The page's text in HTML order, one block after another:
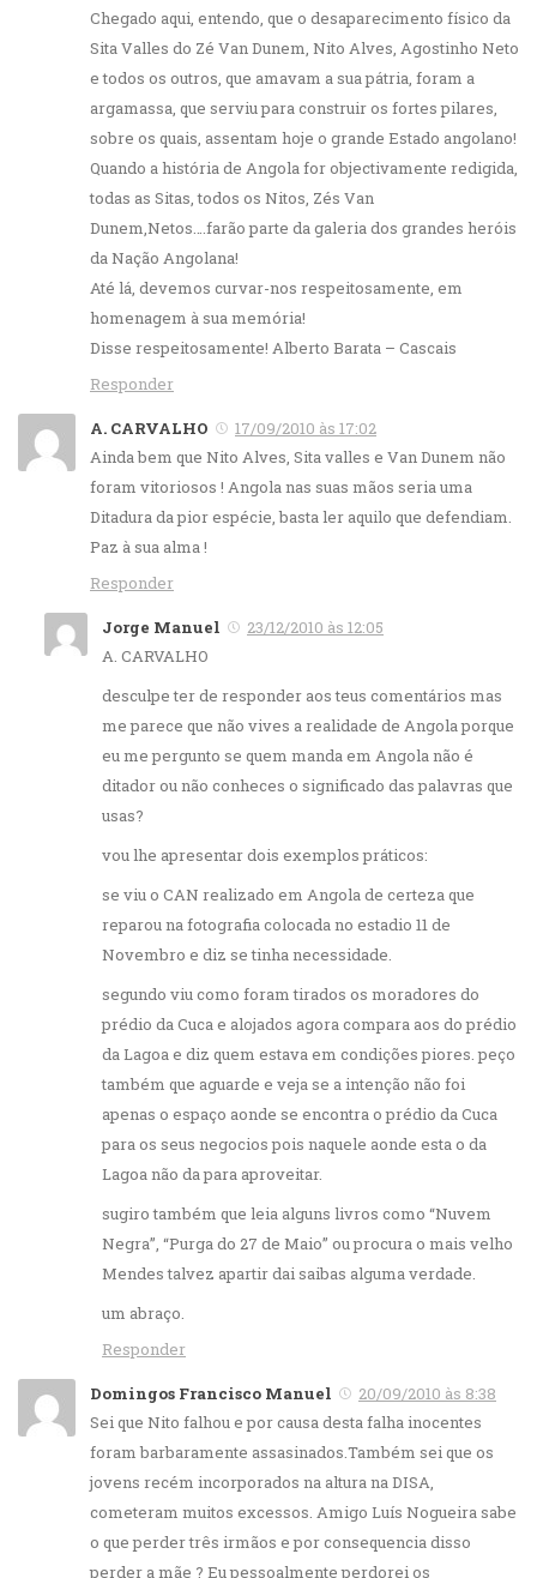
Chegado aqui, entendo, que o desaparecimento físico da
Sita Valles do Zé Van Dunem, Nito Alves, Agostinho Neto
e todos os outros, que amavam a sua pátria, foram a
argamassa, que serviu para construir os fortes pilares,
sobre os quais, assentam hoje o grande Estado angolano!
Quando a história de Angola for objectivamente redigida,
todas as Sitas, todos os Nitos, Zés Van
Dunem,Netos….farão parte da galeria dos grandes heróis
da Nação Angolana!
Até lá, devemos curvar-nos respeitosamente, em
homenagem à sua memória!
Disse respeitosamente! Alberto Barata – Cascais
Responder
A. CARVALHO
17/09/2010 às 17:02
Ainda bem que Nito Alves, Sita valles e Van Dunem não
foram vitoriosos ! Angola nas suas mãos seria uma
Ditadura da pior espécie, basta ler aquilo que defendiam.
Paz à sua alma !
Responder
Jorge Manuel
23/12/2010 às 12:05
A. CARVALHO
desculpe ter de responder aos teus comentários mas
me parece que não vives a realidade de Angola porque
eu me pergunto se quem manda em Angola não é
ditador ou não conheces o significado das palavras que
usas?
vou lhe apresentar dois exemplos práticos:
se viu o CAN realizado em Angola de certeza que
reparou na fotografia colocada no estadio 11 de
Novembro e diz se tinha necessidade.
segundo viu como foram tirados os moradores do
prédio da Cuca e alojados agora compara aos do prédio
da Lagoa e diz quem estava em condições piores. peço
também que aguarde e veja se a intenção não foi
apenas o espaço aonde se encontra o prédio da Cuca
para os seus negocios pois naquele aonde esta o da
Lagoa não da para aproveitar.
sugiro também que leia alguns livros como “Nuvem
Negra”, “Purga do 27 de Maio” ou procura o mais velho
Mendes talvez apartir dai saibas alguma verdade.
um abraço.
Responder
Domingos Francisco Manuel
20/09/2010 às 8:38
Sei que Nito falhou e por causa desta falha inocentes
foram barbaramente assasinados.Também sei que os
jovens recém incorporados na altura na DISA,
cometeram muitos excessos. Amigo Luís Nogueira sabe
o que perder três irmãos e por consequencia disso
perder a mãe ? Eu pessoalmente perdorei os